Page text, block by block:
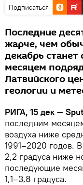
Подписаться
Последние
жарче, чем
декабрь
месяцем
Латвийского
геологии и
РИГА, 15 дек —
последним
воздуха ниже
1991–2020 годов.
2,2 градуса ниже
последующие
1,1–3,8 градуса.